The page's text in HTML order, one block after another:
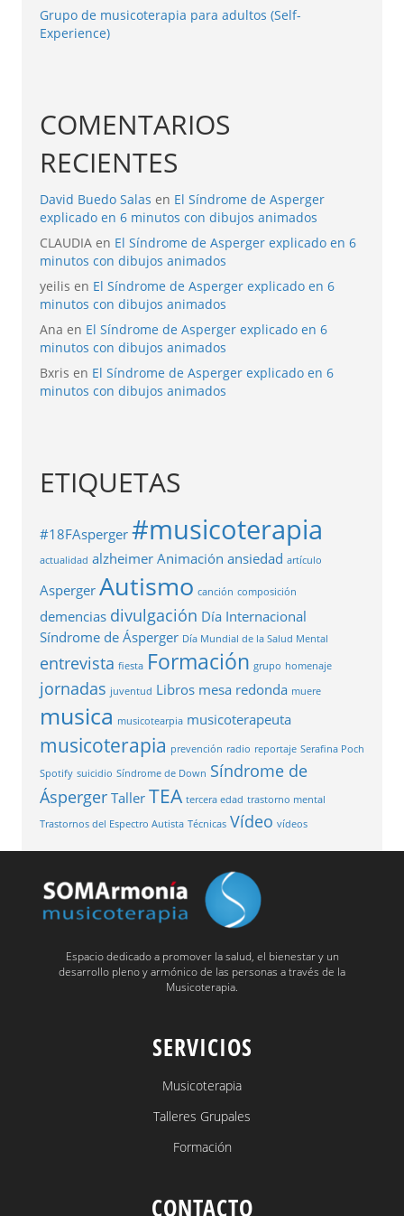
Grupo de musicoterapia para adultos (Self-
Experience)
COMENTARIOS
RECIENTES
David Buedo Salas en El Síndrome de Asperger
explicado en 6 minutos con dibujos animados
CLAUDIA en El Síndrome de Asperger explicado en 6
minutos con dibujos animados
yeilis en El Síndrome de Asperger explicado en 6
minutos con dibujos animados
Ana en El Síndrome de Asperger explicado en 6
minutos con dibujos animados
Bxris en El Síndrome de Asperger explicado en 6
minutos con dibujos animados
ETIQUETAS
#18FAsperger #musicoterapia
actualidad alzheimer Animación ansiedad artículo
Asperger Autismo canción composición
demencias divulgación Día Internacional
Síndrome de Ásperger Día Mundial de la Salud Mental
entrevista fiesta Formación grupo homenaje
jornadas juventud Libros mesa redonda muere
musica musicotearpia musicoterapeuta
musicoterapia prevención radio reportaje Serafina Poch
Spotify suicidio Síndrome de Down Síndrome de
Ásperger Taller TEA tercera edad trastorno mental
Trastornos del Espectro Autista Técnicas Vídeo vídeos
Espacio dedicado a promover la salud, el bienestar y un
desarrollo pleno y armónico de las personas a través de la
Musicoterapia.
SERVICIOS
Musicoterapia
Talleres Grupales
Formación
CONTACTO